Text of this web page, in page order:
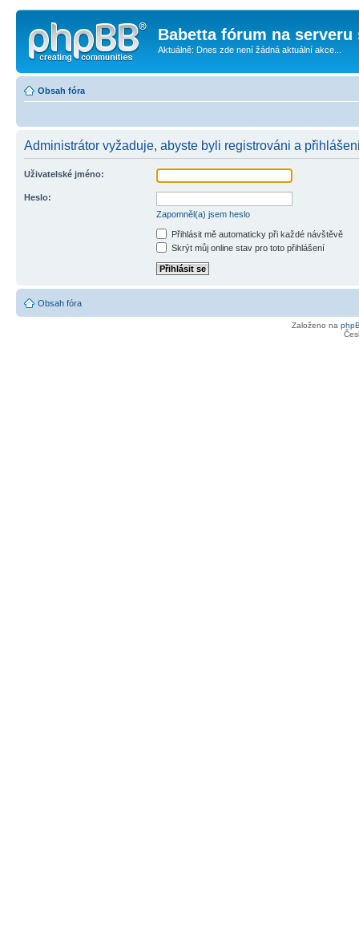
Babetta fórum na serveru
Aktuálně: Dnes zde není žádná aktuální akce...
Obsah fóra
Administrátor vyžaduje, abyste byli registrováni a
Uživatelské jméno:
Heslo:
Zapomněl(a) jsem heslo
Přihlásit mě automaticky při každé návštěvě
Skrýt můj online stav pro toto přihlášení
Obsah fóra
Založeno na